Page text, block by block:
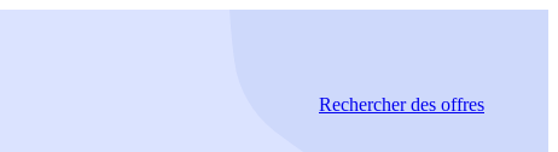
Rechercherdes offres